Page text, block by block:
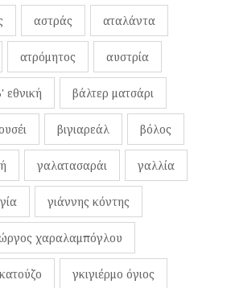
αστράς αταλάντα
ατρόμητος αυστρία
εθνική βάλτερ ματσάρι
βιγιαρεάλ βόλος
γαλατασαράι γαλλία
γιάννης κόντης
χαραλαμπόγλου
γκιγιέρμο όγιος